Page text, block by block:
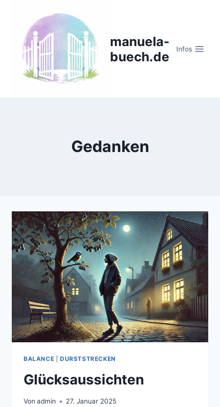
springen
manuela-
buech.de
Infos
Gedanken
BALANCE DURSTSTRECKEN
Glücksaussichten
Von admin 27. Januar 2025